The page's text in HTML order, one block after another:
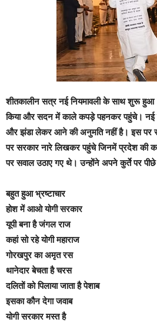
शीतकालीन सत्र नई नियमावली के साथ शुरू हुआ।
किया और सदन में काले कपड़े पहनकर पहुंचे। नई
और झंडा लेकर आने की अनुमति नहीं है। इस पर
पर सरकार नारे लिखकर पहुंचे जिनमें प्रदेश की
पर सवाल उठाए गए थे। उन्होंने अपने कुर्ते पर
बहुत हुआ भ्रष्टाचार
होश में आओ योगी सरकार
यूपी बना है जंगल राज
कहां सो रहे योगी महाराज
गोरखपुर का अमृत रस
थानेदार बेचता है चरस
दलितों को पिलाया जाता है पेशाब
इसका कौन देगा जवाब
योगी सरकार मस्त है